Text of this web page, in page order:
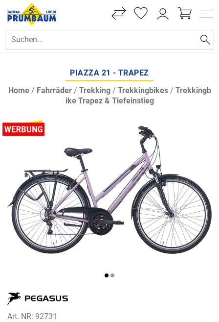
PIAZZA 21 - TRAPEZ
Home/ Fahrräder/ Trekking/ Trekkingbikes/ Trekkingb
ike Trapez & Tiefeinstieg
Art. NR: 92731